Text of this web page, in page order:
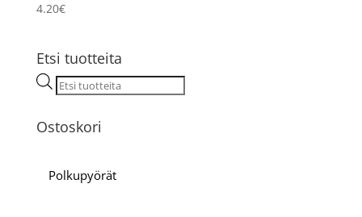
4.20€
Etsi tuotteita
Products
Ostoskori
Polkupyörät